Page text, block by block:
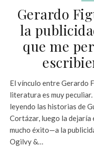
Gerardo
la
que me
El vínculo entre Gerardo
literatura es muy
leyendo las historias de
Cortázar, luego la dejaría
mucho éxito—a la
Ogilvy &…